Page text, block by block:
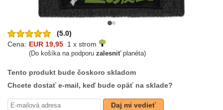
(5.0)
Cena: EUR 19,95 1 x strom
(Do košíka na podporu zalesniťplanéta)
Tento produkt bude čoskoro skladom
Chcete dostať e-mail, keď bude opäť na sklade?
Daj mi vedieť